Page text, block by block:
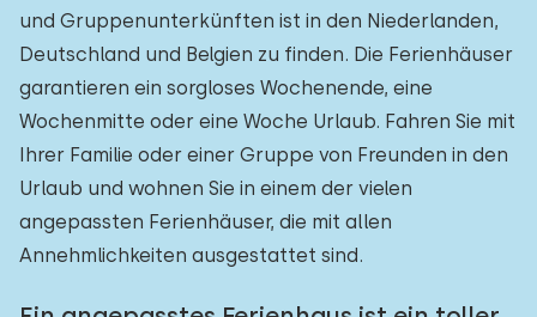
und Gruppenunterkünften ist in den Niederlanden,
Deutschland und Belgien zu finden. Die Ferienhäuser
garantieren ein sorgloses Wochenende, eine
Wochenmitte oder eine Woche Urlaub. Fahren Sie mit
Ihrer Familie oder einer Gruppe von Freunden in den
Urlaub und wohnen Sie in einem der vielen
angepassten Ferienhäuser, die mit allen
Annehmlichkeiten ausgestattet sind.